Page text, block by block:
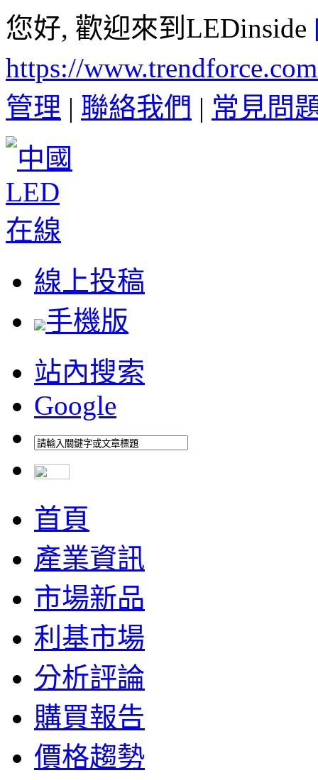
您好, 歡迎來到LEDinside
https://
管理 | 聯絡我們 | 常見問
線上投稿
手機版
站內搜索
Google
首頁
產業資訊
市場新品
利基市場
分析評論
購買報告
價格趨勢